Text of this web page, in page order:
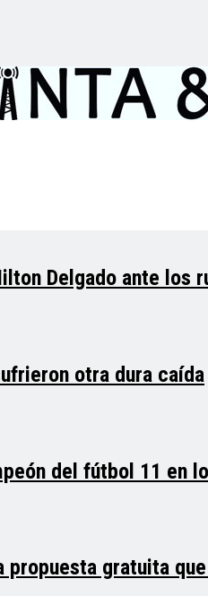
Delgado ante los
otra dura caída
del fútbol 11 en
propuesta gratuita